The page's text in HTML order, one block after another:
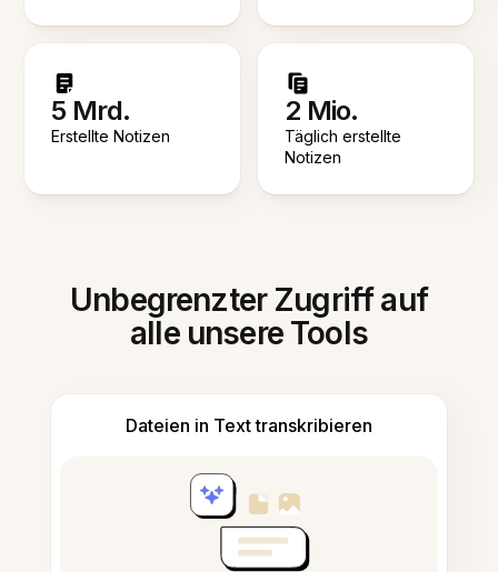
5 Mrd.
Erstellte Notizen
2 Mio.
Täglich erstellte
Notizen
Unbegrenzter Zugriff auf
alle unsere Tools
Dateien in Text transkribieren